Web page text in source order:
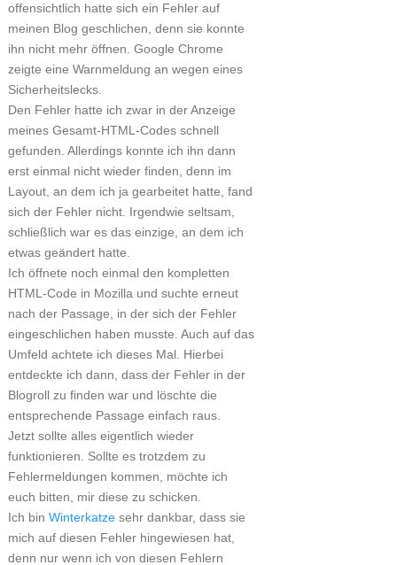
offensichtlich hatte sich ein Fehler auf
meinen Blog geschlichen, denn sie konnte
ihn nicht mehr öffnen. Google Chrome
zeigte eine Warnmeldung an wegen eines
Sicherheitslecks.
Den Fehler hatte ich zwar in der Anzeige
meines Gesamt-HTML-Codes schnell
gefunden. Allerdings konnte ich ihn dann
erst einmal nicht wieder finden, denn im
Layout, an dem ich ja gearbeitet hatte, fand
sich der Fehler nicht. Irgendwie seltsam,
schließlich war es das einzige, an dem ich
etwas geändert hatte.
Ich öffnete noch einmal den kompletten
HTML-Code in Mozilla und suchte erneut
nach der Passage, in der sich der Fehler
eingeschlichen haben musste. Auch auf das
Umfeld achtete ich dieses Mal. Hierbei
entdeckte ich dann, dass der Fehler in der
Blogroll zu finden war und löschte die
entsprechende Passage einfach raus.
Jetzt sollte alles eigentlich wieder
funktionieren. Sollte es trotzdem zu
Fehlermeldungen kommen, möchte ich
euch bitten, mir diese zu schicken.
Ich bin Winterkatzesehr dankbar, dass sie
mich auf diesen Fehler hingewiesen hat,
denn nur wenn ich von diesen Fehlern